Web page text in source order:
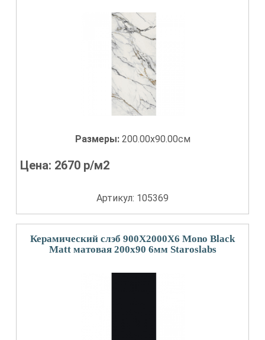
Размеры: 200.00x90.00см
Цена: 2670 р/м2
Артикул: 105369
Керамический слэб 900X2000X6 Mono Black
Matt матовая 200x90 6мм Staroslabs